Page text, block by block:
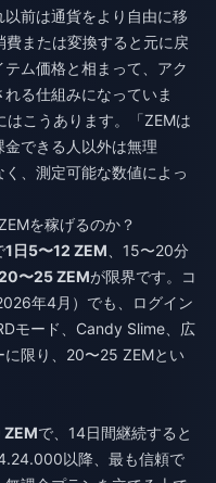
前は通貨をより自由に移
または変換すると元に戻
ム価格と相まって、アク
る仕組みになっていま
こうあります。「ZEMは
できる人以外は無理
、測定可能な数値によっ
を稼げるのか？
1日5〜12 ZEM 、15〜20分
〜25 ZEMが限界です。コ
年4月）でも、ログイン
モード、Candy Slime、広
限り、20〜25 ZEMとい
ZEMで、14日間継続すると
以降、最も信頼で